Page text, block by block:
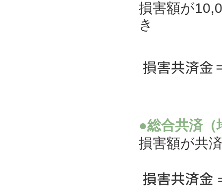
損害額が
き
●総合共済（
損害額が共